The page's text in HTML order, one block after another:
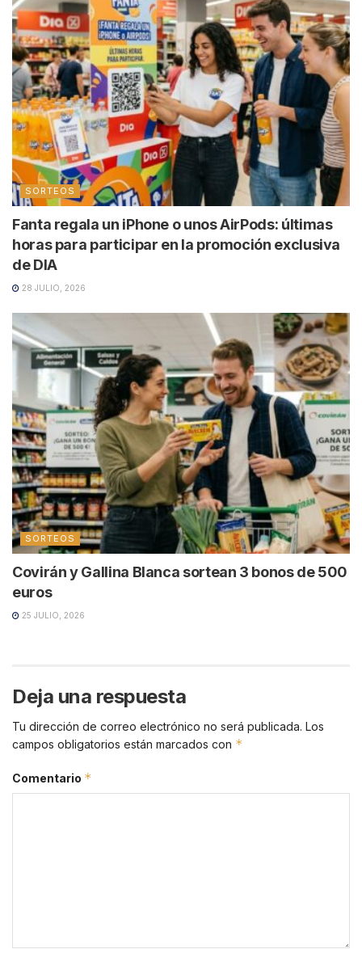
SORTEOS
Fanta regala un iPhone o unos AirPods: últimas
horas para participar en la promoción exclusiva
de DIA
28 JULIO, 2026
SORTEOS
Covirán y Gallina Blanca sortean 3 bonos de 500
euros
25 JULIO, 2026
Deja una respuesta
Tu dirección de correo electrónico no será publicada. Los
campos obligatorios están marcados con *
Comentario *